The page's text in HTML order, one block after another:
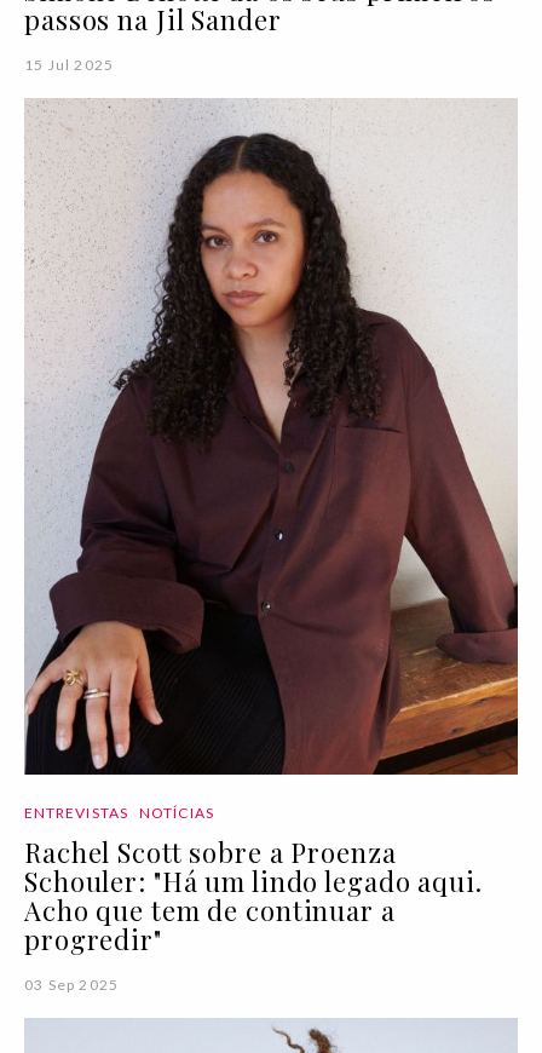
passos na Jil Sander
15 Jul 2025
ENTREVISTAS NOTÍCIAS
Rachel Scott sobre a Proenza
Schouler: "Há um lindo legado aqui.
Acho que tem de continuar a
progredir"
03 Sep 2025